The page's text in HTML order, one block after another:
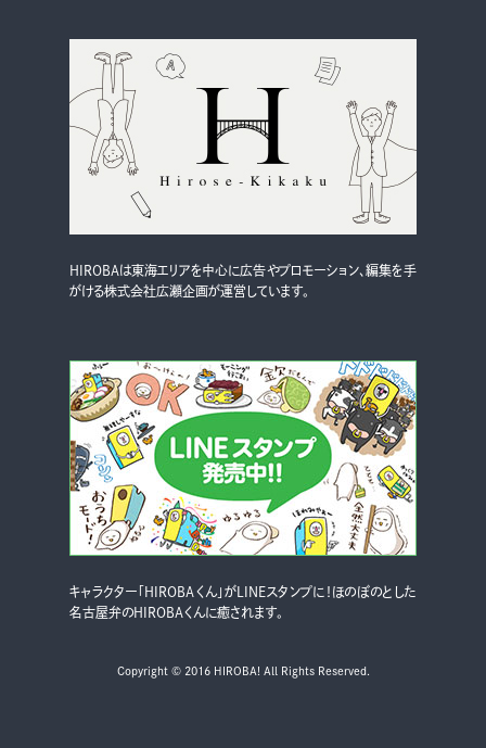
HIROBAは東海エリアを中心に広告やプロモーション、編集を手
がける株式会社広瀬企画が運営しています。
キャラクター「HIROBAくん」がLINEスタンプに！ほのぼのとした
名古屋弁のHIROBAくんに癒されます。
Copyright © 2016 HIROBA! All Rights Reserved.